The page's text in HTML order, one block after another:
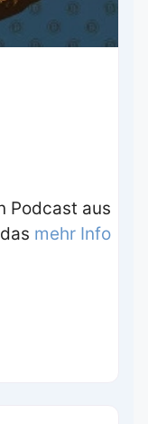
Podcast aus
mehr Info